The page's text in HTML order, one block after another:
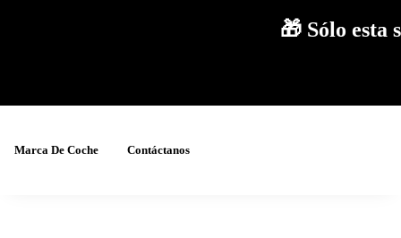
🎁 Sólo
Marca De Coche Contáctanos